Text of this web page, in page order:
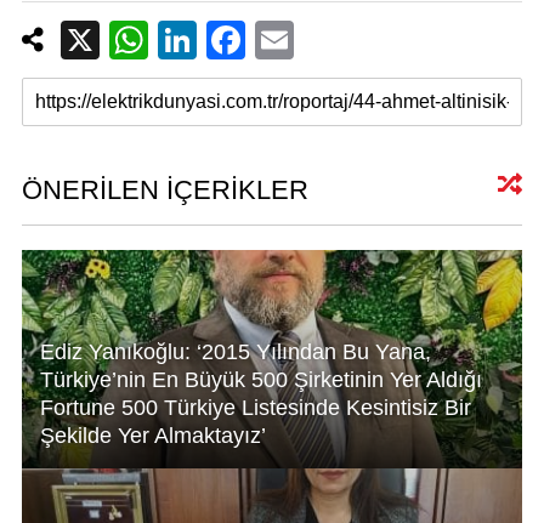
X
W
h
at
A
p
p
Li
n
k
dI
n
F
a
c
b
o
o
k
m
ail
ÖNERİLEN İÇERİKLER
Ediz Yanıkoğlu: ‘2015 Yılından Bu Yana,
Türkiye’nin En Büyük 500 Şirketinin Yer Aldığı
Fortune 500 Türkiye Listesinde Kesintisiz Bir
Şekilde Yer Almaktayız’